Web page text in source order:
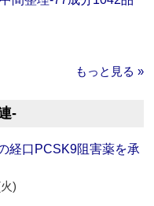
もっと見る »
‐
経口PCSK9阻害薬を承
)